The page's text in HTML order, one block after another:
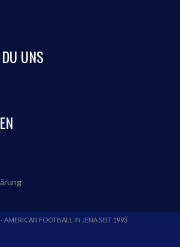
UNS
AMERICAN FOOTBALL IN JENA SEIT 1993